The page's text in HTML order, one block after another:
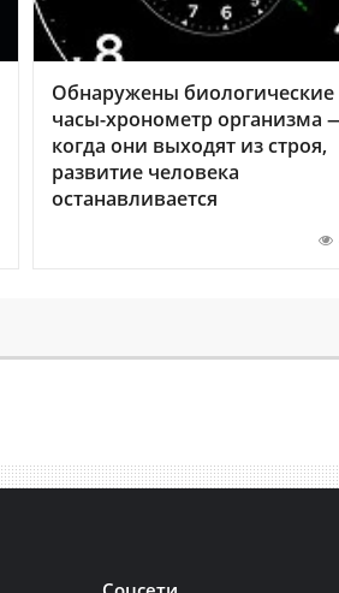
Обнаружены биологические
часы-хронометр организма
когда они выходят из строя,
развитие человека
останавливается